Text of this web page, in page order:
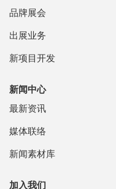
品牌展会
出展业务
新项目开发
新闻中心
最新资讯
媒体联络
新闻素材库
加入我们